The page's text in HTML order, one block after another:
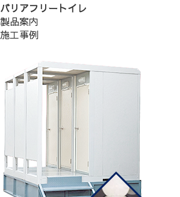
バリアフリートイレ
製品案内
施工事例